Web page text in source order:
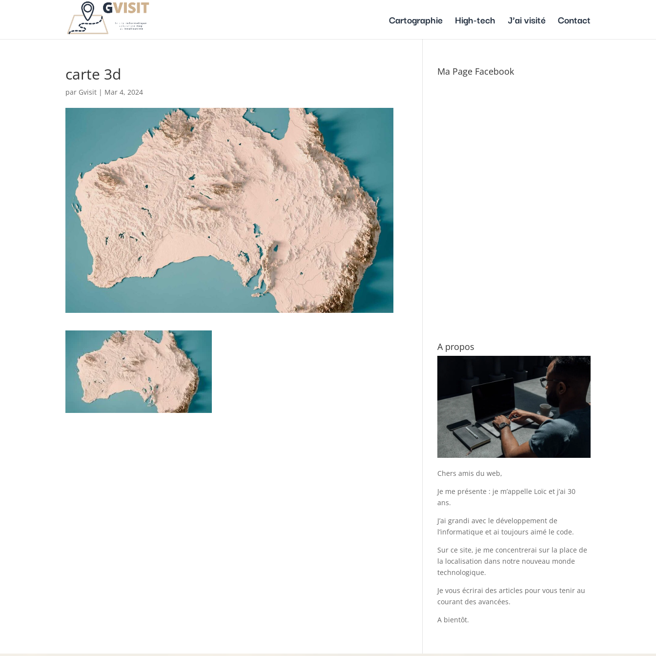
Cartographie High-tech J’ai visité Contact
carte 3d
par Gvisit | Mar 4, 2024
Ma Page Facebook
A propos
Chers amis du web,
Je me présente : je m’appelle Loïc et j’ai 30
ans.
J’ai grandi avec le développement de
l’informatique et ai toujours aimé le code.
Sur ce site, je me concentrerai sur la place de
la localisation dans notre nouveau monde
technologique.
Je vous écrirai des articles pour vous tenir au
courant des avancées.
A bientôt.